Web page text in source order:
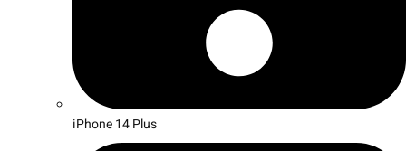
iPhone 14 Plus